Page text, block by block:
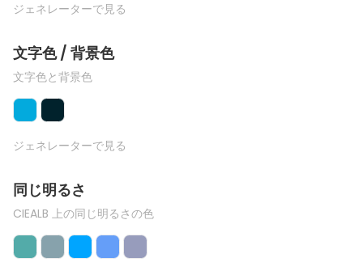
ジェネレーターで見る
文字色 / 背景色
文字色と背景色
ジェネレーターで見る
同じ明るさ
CIEALB 上の同じ明るさの色